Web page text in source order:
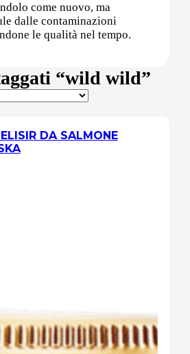
come nuovo, ma
dalle contaminazioni
le qualità nel tempo.
“wild wild”
DA SALMONE